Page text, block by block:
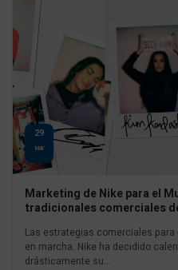
29
MAY
Marketing de Nike para el
tradicionales comerciales
Las estrategias comerciales
en marcha. Nike ha decidido
drásticamente su...